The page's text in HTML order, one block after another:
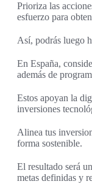
Prioriza las
esfuerzo para
Así, podrás luego
En España,
además de
Estos apoyan la
inversiones
Alinea tus
forma sostenible.
El resultado será
metas definidas y